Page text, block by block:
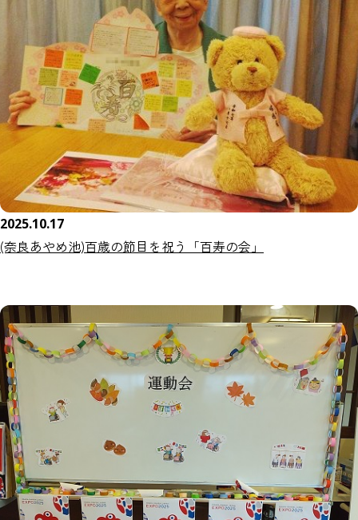
2025.10.17
(奈良あやめ池)百歳の節目を祝う「百寿の会」